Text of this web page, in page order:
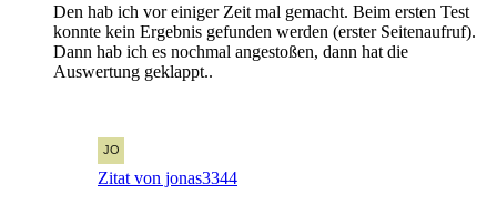
Den hab ich vor einiger Zeit mal gemacht. Beim ersten Test
konnte kein Ergebnis gefunden werden (erster Seitenaufruf).
Dann hab ich es nochmal angestoßen, dann hat die
Auswertung geklappt..
Zitat von jonas3344